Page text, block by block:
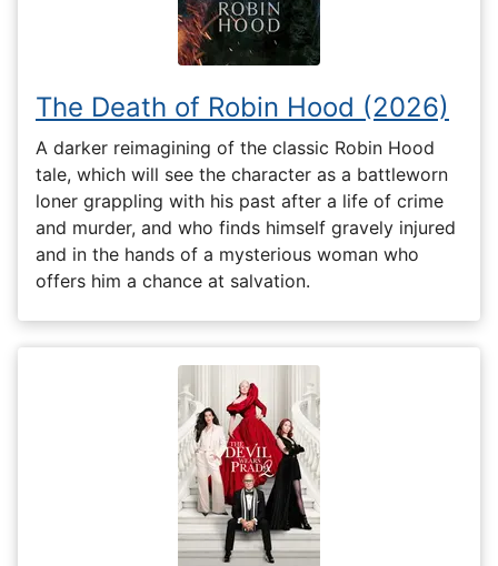
The Death of Robin Hood (2026)
A darker reimagining of the classic Robin Hood
tale, which will see the character as a battleworn
loner grappling with his past after a life of crime
and murder, and who finds himself gravely injured
and in the hands of a mysterious woman who
offers him a chance at salvation.